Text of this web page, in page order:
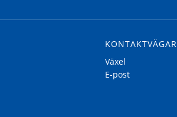
KONTAKTVÄGAR
Växel
E-post